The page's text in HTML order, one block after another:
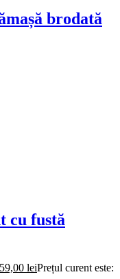
brodată
cu fustă
leiPrețul curent este: